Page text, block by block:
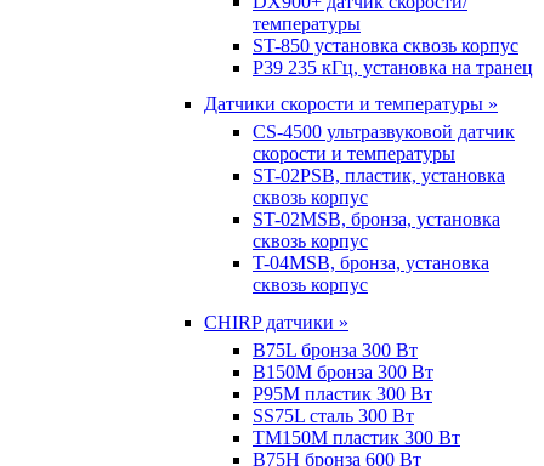
температуры
ST-850 установка сквозь корпус
P39 235 кГц, установка на транец
Датчики скорости и температуры »
CS-4500 ультразвуковой датчик
скорости и температуры
ST-02PSB, пластик, установка
сквозь корпус
ST-02MSB, бронза, установка
сквозь корпус
T-04MSB, бронза, установка
сквозь корпус
CHIRP датчики »
B75L бронза 300 Вт
B150M бронза 300 Вт
P95M пластик 300 Вт
SS75L сталь 300 Вт
TM150M пластик 300 Вт
B75H бронза 600 Вт